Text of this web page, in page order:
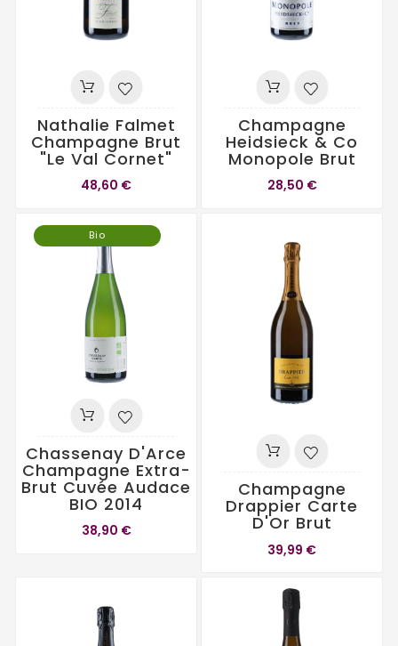
Nathalie Falmet
Champagne Brut
"Le Val Cornet"
48,60 €
Champagne
Heidsieck & Co
Monopole Brut
28,50 €
Bio
Chassenay D'Arce
Champagne Extra-
Brut Cuvée Audace
BIO 2014
38,90 €
Champagne
Drappier Carte
D'Or Brut
39,99 €